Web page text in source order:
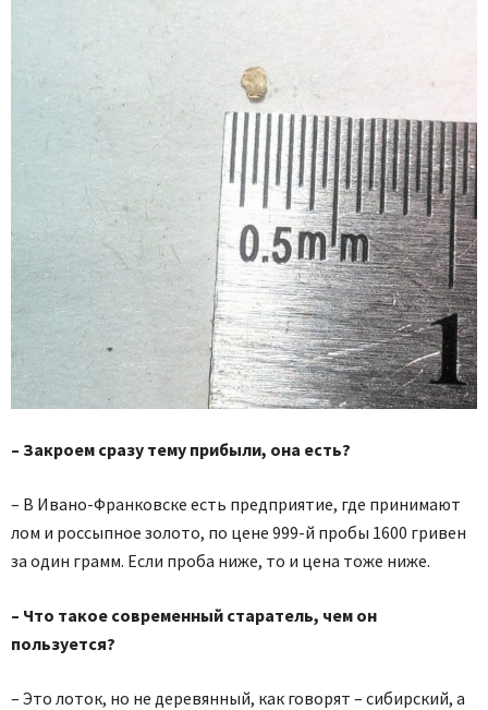
– Закроем сразу тему прибыли, она есть?
– В Ивано-Франковске есть предприятие, где принимают
лом и россыпное золото, по цене 999-й пробы 1600 гривен
за один грамм. Если проба ниже, то и цена тоже ниже.
– Что такое современный старатель, чем он
пользуется?
– Это лоток, но не деревянный, как говорят – сибирский, а